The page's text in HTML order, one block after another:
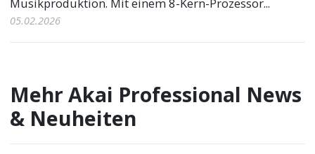
05.02.2026
Mehr Akai Professional News
& Neuheiten